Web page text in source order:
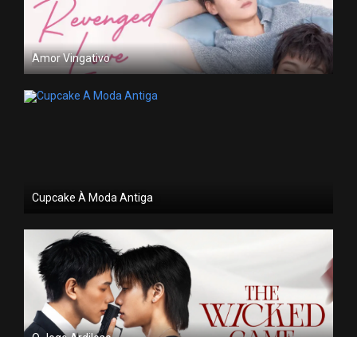
Amor Vingativo
Cupcake À Moda Antiga